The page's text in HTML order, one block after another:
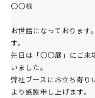
〇〇様
お世話になっておりま
す。
先日は「〇〇展」にご来
いました。
弊社ブースにお立ち寄り
より感謝申し上げます。